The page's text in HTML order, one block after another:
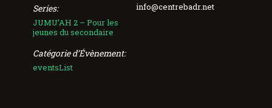
Series:
JUMU’AH 2 – Pour les
jeunes du secondaire
Catégorie d’Évènement:
eventsList
info@centrebadr.net